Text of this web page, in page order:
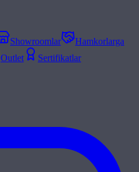
Showroomlar
Hamkorlarga
Outlet
Sertifikatlar